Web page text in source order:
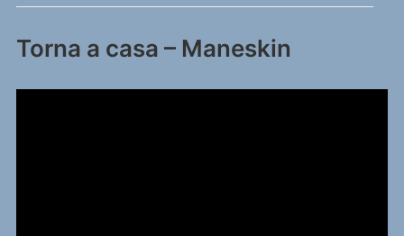
Torna a casa – Maneskin